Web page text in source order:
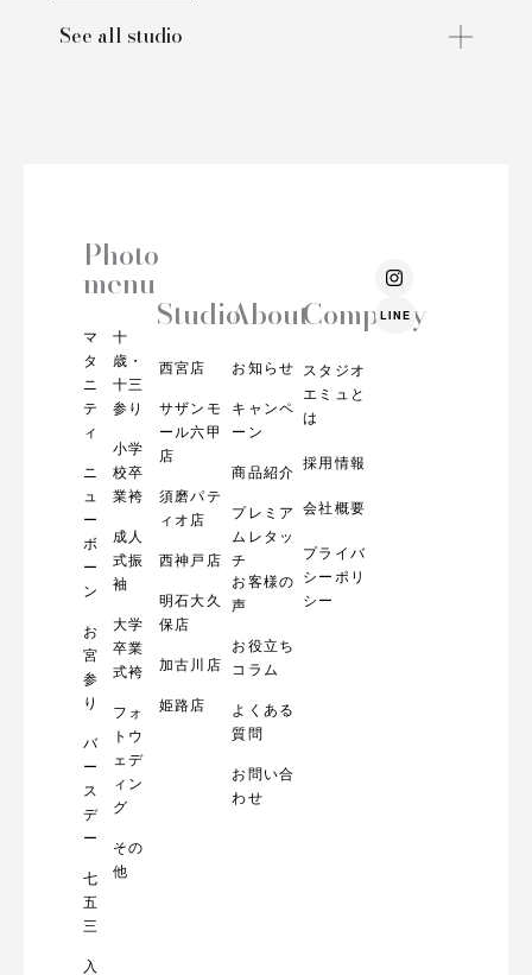
See all studio
Photo
menu
マ
タ
ニ
テ
ィ
ニ
ュ
ー
ボ
ー
ン
お
宮
参
り
バ
ー
ス
デ
ー
七
五
三
入
十
歳・
十三
参り
小学
校卒
業袴
成人
式振
袖
大学
卒業
式袴
フォ
トウ
ェデ
ィン
グ
その
他
Studio
西宮店
サザンモ
ール六甲
店
須磨パテ
ィオ店
西神戸店
明石大久
保店
加古川店
姫路店
About
お知らせ
キャンペ
ーン
商品紹介
プレミア
ムレタッ
チ
お客様の
声
お役立ち
コラム
よくある
質問
お問い合
わせ
Company
スタジオ
エミュと
は
採用情報
会社概要
プライバ
シーポリ
シー
I
n
s
t
LINE